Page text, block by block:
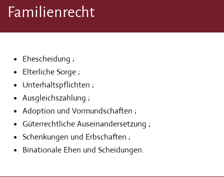
Familienrecht
Ehescheidung ;
Elterliche Sorge ;
Unterhaltspflichten ;
Ausgleichszahlung ;
Adoption und Vormundschaften ;
Güterrechtliche Auseinandersetzung ;
Schenkungen und Erbschaften ;
Binationale Ehen und Scheidungen.